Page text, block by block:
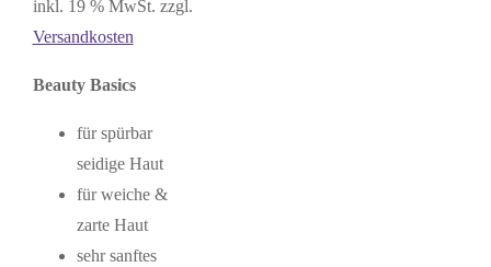
inkl. 19 % MwSt. zzgl.
Versandkosten
Beauty Basics
für spürbar
seidige Haut
für weiche &
zarte Haut
sehr sanftes